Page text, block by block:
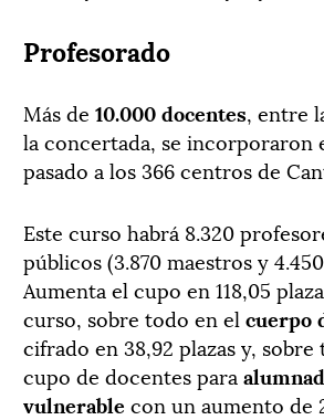
Profesorado
Más de 10.000 docentes, entre
la concertada, se incorporaron
pasado a los 366 centros de
Este curso habrá 8.320
públicos (3.870 maestros y
Aumenta el cupo en 118,05
curso, sobre todo en el cuerpo
cifrado en 38,92 plazas y,
cupo de docentes para
vulnerable con un aumento de